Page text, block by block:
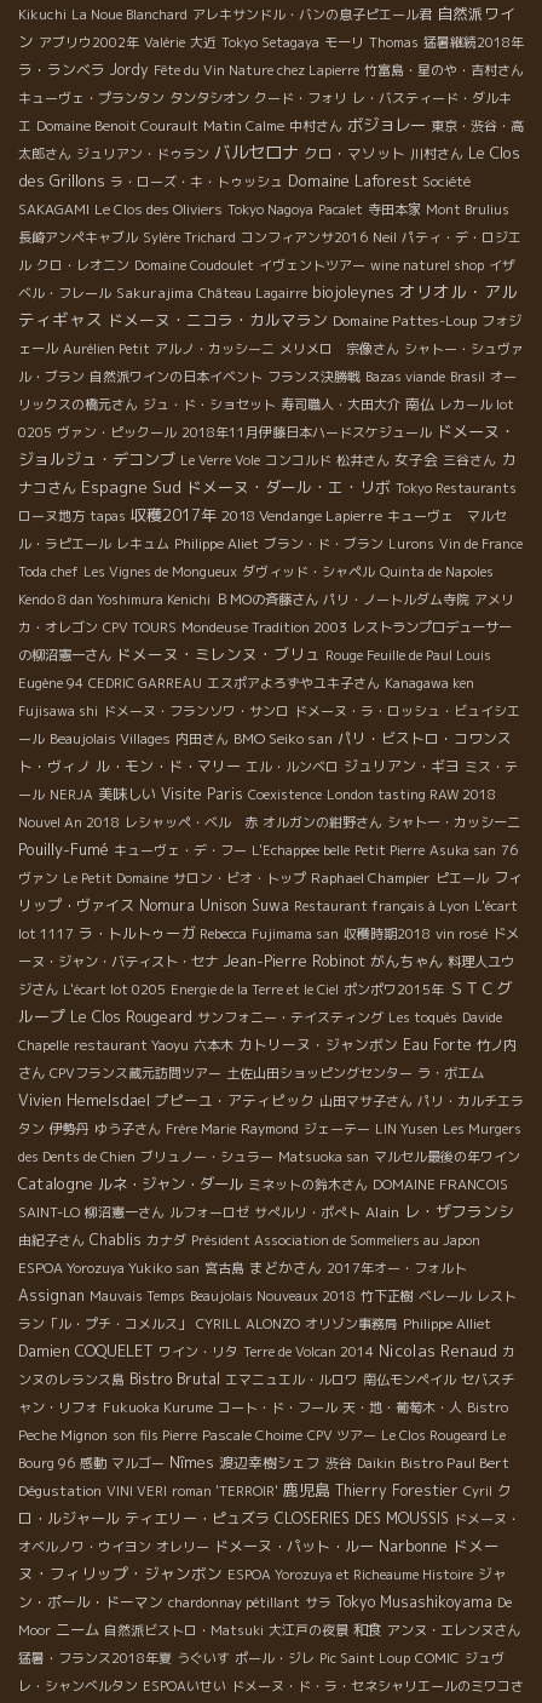
Kikuchi La Noue Blanchard アレキサンドル・バンの息子ピエール君 自然派ワイ
ン アブリウ2002年 Valérie 大近 Tokyo Setagaya モーリ Thomas 猛暑継続2018年
ラ・ランベラ Jordy Fête du Vin Nature chez Lapierre 竹富島・星のや・吉村さん
キューヴェ・プランタン タンタシオン クード・フォリ レ・バスティード・ダルキ
エ Domaine Benoit Courault Matin Calme 中村さん ボジョレー 東京・渋谷・高
太郎さん ジュリアン・ドゥラン バルセロナ クロ・マソット 川村さん Le Clos
des Grillons ラ・ローズ・キ・トゥッシュ Domaine Laforest Société
SAKAGAMI Le Clos des Oliviers Tokyo Nagoya Pacalet 寺田本家 Mont Brulius
長崎アンペキャブル Sylère Trichard コンフィアンサ2016 Neil パティ・デ・ロジエ
ル クロ・レオニン Domaine Coudoulet イヴェントツアー wine naturel shop イザ
ベル・フレール Sakurajima Château Lagairre biojoleynes オリオル・アル
ティギャス ドメーヌ・ニコラ・カルマラン Domaine Pattes-Loup フォジ
ェール Aurélien Petit アルノ・カッシーニ メリメロ 宗像さん シャトー・シュヴァ
ル・ブラン 自然派ワインの日本イベント フランス決勝戦 Bazas viande Brasil オー
リックスの橋元さん ジュ・ド・ショセット 寿司職人・大田大介 南仏 レカール lot
0205 ヴァン・ピックール 2018年11月伊藤日本ハードスケジュール ドメーヌ・
ジョルジュ・デコンブ Le Verre Vole コンコルド 松井さん 女子会 三谷さん カ
ナコさん Espagne Sud ドメーヌ・ダール・エ・リボ Tokyo Restaurants
ローヌ地方 tapas 収穫2017年 2018 Vendange Lapierre キューヴェ マルセ
ル・ラピエール レキュム Philippe Aliet ブラン・ド・ブラン Lurons Vin de France
Toda chef Les Vignes de Mongueux ダヴィッド・シャペル Quinta de Napoles
Kendo 8 dan Yoshimura Kenichi ＢＭОの斉藤さん パリ・ノートルダム寺院 アメリ
カ・オレゴン CPV TOURS Mondeuse Tradition 2003 レストランプロデューサー
の柳沼憲一さん ドメーヌ・ミレンヌ・ブリュ Rouge Feuille de Paul Louis
Eugène 94 CEDRIC GARREAU エスポアよろずやユキ子さん Kanagawa ken
Fujisawa shi ドメーヌ・フランソワ・サンロ ドメーヌ・ラ・ロッシュ・ビュイシエ
ール Beaujolais Villages 内田さん BMO Seiko san パリ・ビストロ・コワンス
ト・ヴィノ ル・モン・ド・マリー エル・ルンベロ ジュリアン・ギヨ ミス・テ
ール NERJA 美味しい Visite Paris Coexistence London tasting RAW 2018
Nouvel An 2018 レシャッペ・ベル 赤 オルガンの紺野さん シャトー・カッシーニ
Pouilly-Fumé キューヴェ・デ・フー L'Echappee belle Petit Pierre Asuka san 76
ヴァン Le Petit Domaine サロン・ビオ・トップ Raphael Champier ピエール フィ
リップ・ヴァイス Nomura Unison Suwa Restaurant français à Lyon L'écart
lot 1117 ラ・トルトゥーガ Rebecca Fujimama san 収穫時期2018 vin rosé ドメ
ーヌ・ジャン・バティスト・セナ Jean-Pierre Robinot がんちゃん 料理人ユウ
ジさん L'écart lot 0205 Energie de la Terre et le Ciel ポンポワ2015年 ＳＴＣグ
ループ Le Clos Rougeard サンフォニー・テイスティング Les toqués Davide
Chapelle restaurant Yaoyu 六本木 カトリーヌ・ジャンボン Eau Forte 竹ノ内
さん CPVフランス蔵元訪問ツアー 土佐山田ショッピングセンター ラ・ボエム
Vivien Hemelsdael プピーユ・アティピック 山田マサ子さん パリ・カルチエラ
タン 伊勢丹 ゆう子さん Frère Marie Raymond ジェーテー LIN Yusen Les Murgers
des Dents de Chien ブリュノー・シュラー Matsuoka san マルセル最後の年ワイン
Catalogne ルネ・ジャン・ダール ミネットの鈴木さん DOMAINE FRANCOIS
SAINT-LO 柳沼憲一さん ルフォーロゼ サぺルリ・ポぺト Alain レ・ザフランシ
由紀子さん Chablis カナダ Président Association de Sommeliers au Japon
ESPOA Yorozuya Yukiko san 宮古島 まどかさん 2017年オー・フォルト
Assignan Mauvais Temps Beaujolais Nouveaux 2018 竹下正樹 ベレール レスト
ラン「ル・プチ・コメルス」
CYRILL ALONZO オリゾン事務局 Philippe Alliet
Damien COQUELET ワイン・リタ Terre de Volcan 2014 Nicolas Renaud カ
ンヌのレランス島 Bistro Brutal エマニュエル・ルロワ 南仏モンペイル セバスチ
ャン・リフォ Fukuoka Kurume コート・ド・フール 天・地・葡萄木・人 Bistro
Peche Mignon son fils Pierre Pascale Choime CPV ツアー Le Clos Rougeard Le
Bourg 96 感動 マルゴー Nîmes 渡辺幸樹シェフ 渋谷 Daikin Bistro Paul Bert
Dégustation VINI VERI roman 'TERROIR' 鹿児島 Thierry Forestier Cyril ク
ロ・ルジャール ティエリー・ピュズラ CLOSERIES DES MOUSSIS ドメーヌ・
オベルノワ・ウイヨン オレリー ドメーヌ・パット・ルー Narbonne ドメー
ヌ・フィリップ・ジャンボン ESPOA Yorozuya et Richeaume Histoire ジャ
ン・ポール・ドーマン chardonnay pétillant サラ Tokyo Musashikoyama De
Moor ニーム 自然派ビストロ・Matsuki 大江戸の夜景 和食 アンヌ・エレンヌさん
猛暑・フランス2018年夏 うぐいす ポール・ジレ Pic Saint Loup COMIC ジュヴ
レ・シャンべルタン ESPOAいせい ドメーヌ・ド・ラ・セネシャリエールのミワコさ